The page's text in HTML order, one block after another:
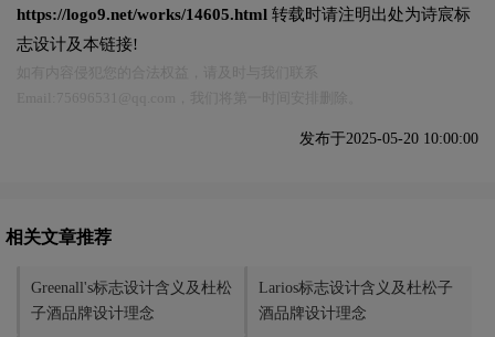
https://logo9.net/works/14605.html 转载时请注明出处为诗宸标
志设计及本链接!
发布于2025-05-20 10:00:00
相关文章推荐
Greenall's标志设计含义及杜松
子酒品牌设计理念
Larios标志设计含义及杜松子
酒品牌设计理念